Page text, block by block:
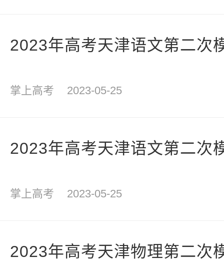
2023年高考天津语文第二次
掌上高考 2023-05-25
2023年高考天津语文第二次
掌上高考 2023-05-25
2023年高考天津物理第二次